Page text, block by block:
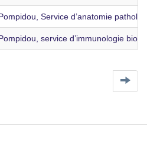
Service d’anatomie
service d’immunologie